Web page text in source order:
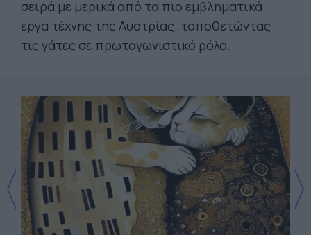
σειρά με μερικά από τα πιο εμβληματικά
έργα τέχνης της Αυστρίας. τοποθετώντας
τις γάτες σε πρωταγωνιστικό ρόλο.